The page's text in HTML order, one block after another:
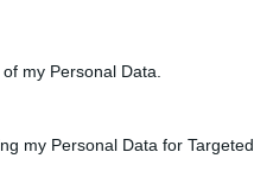
my Personal Data.
my Personal Data for Targeted